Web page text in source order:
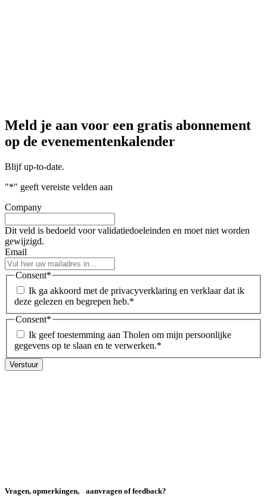
Meld je aan voor een gratis abonnement
op de evenementenkalender
Blijf up-to-date.
"*" geeft vereiste velden aan
Company
Dit veld is bedoeld voor validatiedoeleinden en moet niet worden
gewijzigd.
Email
Consent*
Ik ga akkoord met de privacyverklaring en verklaar dat ik
deze gelezen en begrepen heb.*
Consent*
Ik geef toestemming aan Tholen om mijn persoonlijke
gegevens op te slaan en te verwerken.*
Vragen, opmerkingen, aanvragen of feedback?